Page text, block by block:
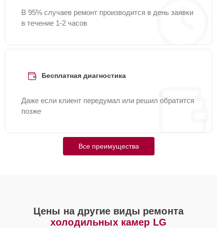
В 95% случаев ремонт производится в день заявки
в течение 1-2 часов
Бесплатная диагностика
Даже если клиент передумал или решил обратится
позже
Все преимущества
Цены на другие виды ремонта
холодильных камер LG